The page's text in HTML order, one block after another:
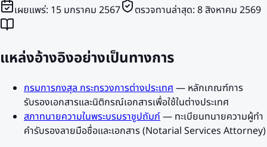
เผยแพร่: 15 มกราคม 2567 ตรวจทานล่าสุด: 8 สิงหาคม 2569
แหล่งอ้างอิงอย่างเป็นทางการ
กรมการกงสุล กระทรวงการต่างประเทศ— หลักเกณฑ์การ
รับรองเอกสารและนิติกรณ์เอกสารเพื่อใช้ในต่างประเทศ
สภาทนายความในพระบรมราชูปถัมภ์— ทะเบียนทนายความผู้ทำ
คำรับรองลายมือชื่อและเอกสาร (Notarial Services Attorney)